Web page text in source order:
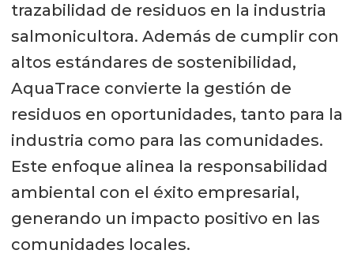
trazabilidad de residuos en la industria
salmonicultora. Además de cumplir con
altos estándares de sostenibilidad,
AquaTrace convierte la gestión de
residuos en oportunidades, tanto para la
industria como para las comunidades.
Este enfoque alinea la responsabilidad
ambiental con el éxito empresarial,
generando un impacto positivo en las
comunidades locales.